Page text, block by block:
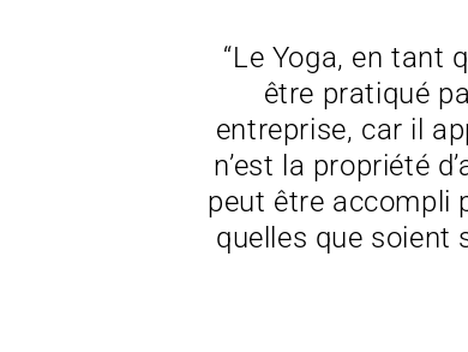
“Le Yoga, en tant
être pratiqué
entreprise, car il
n’est la propriété
peut être accompli
quelles que soient